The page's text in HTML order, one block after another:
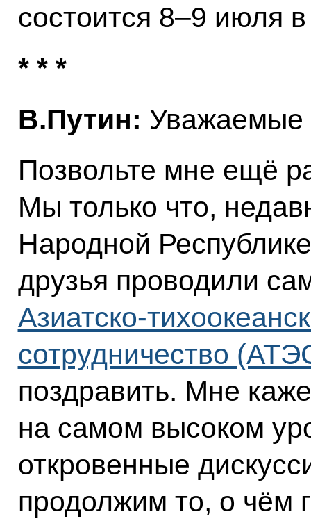
состоится 8–9 июля
* * *
В.Путин: Уважаемые
Позвольте мне ещё
Мы только что,
Народной
друзья проводили
Азиатско-
сотрудничество
поздравить. Мне
на самом высоком
откровенные
продолжим то, о чём